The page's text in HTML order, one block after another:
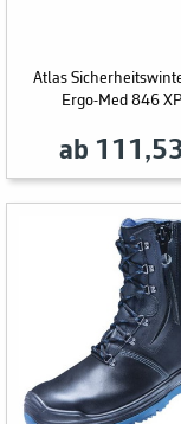
Atlas
Ergo-Med 846
ab